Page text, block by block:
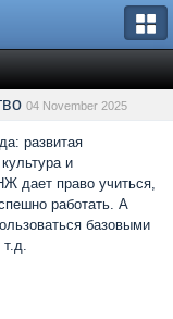
04 November 2025
развитая
и
дает право учиться,
работать. А
базовыми